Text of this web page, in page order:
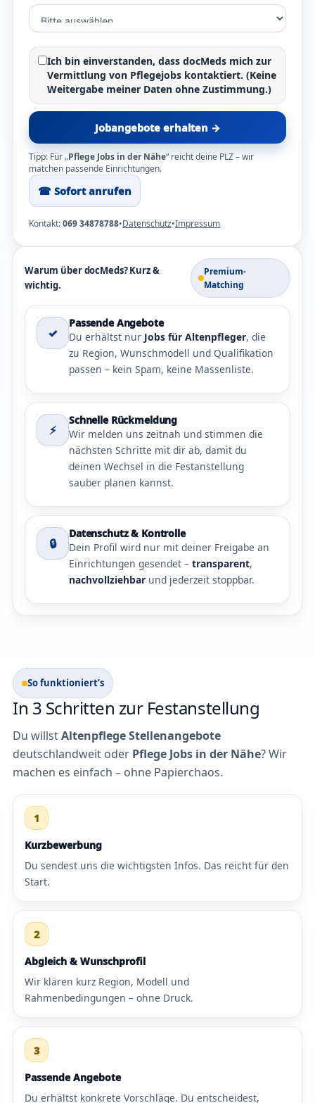
Ich bin einverstanden, dass docMeds mich zur
Vermittlung von Pflegejobs kontaktiert. (Keine
Weitergabe meiner Daten ohne Zustimmung.)
Jobangebote erhalten →
Tipp: Für „Pflege Jobs in der Nähe“ reicht deine PLZ – wir
matchen passende Einrichtungen.
☎︎ Sofort anrufen
Kontakt:069 34878788•Datenschutz•Impressum
Warum über docMeds? Kurz &
wichtig.
Premium-
Matching
✓
Passende Angebote
Du erhältst nur Jobs für Altenpfleger, die
zu Region, Wunschmodell und Qualifikation
passen – kein Spam, keine Massenliste.
⚡
Schnelle Rückmeldung
Wir melden uns zeitnah und stimmen die
nächsten Schritte mit dir ab, damit du
deinen Wechsel in die Festanstellung
sauber planen kannst.
🔒
Datenschutz & Kontrolle
Dein Profil wird nur mit deiner Freigabe an
Einrichtungen gesendet – transparent,
nachvollziehbar und jederzeit stoppbar.
So funktioniert’s
In 3 Schritten zur Festanstellung
Du willstAltenpflege Stellenangebote
deutschlandweit oder Pflege Jobs in der Nähe? Wir
machen es einfach – ohne Papierchaos.
1
Kurzbewerbung
Du sendest uns die wichtigsten Infos. Das reicht für den
Start.
2
Abgleich & Wunschprofil
Wir klären kurz Region, Modell und
Rahmenbedingungen – ohne Druck.
3
Passende Angebote
Du erhältst konkrete Vorschläge. Du entscheidest,